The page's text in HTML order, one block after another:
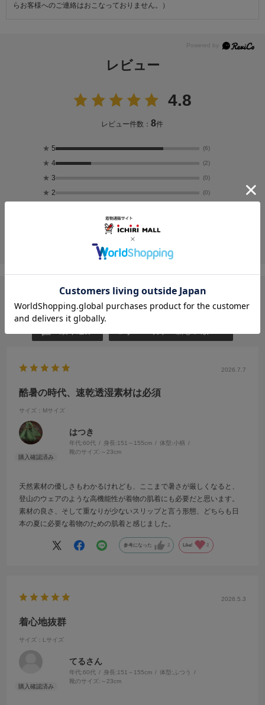
らお客様へのご連絡はおこなっておりません。）
レビュー
4.8
レビュー件数：8件
★ 5 (6)
★ 4 (2)
★ 3 (0)
★ 2 (0)
投稿画像はありません。
ユーザーレビュー
2026.7.7
酷暑の時代、速乾透湿素材は必須
サイズ：Mサイズ
はつき
年代:60代 身長:151～155cm 体型:小柄
靴のサイズ: ～23cm
天然素材の優しさもわかるけれども、ここまで暑さが厳しくなると、
登山のウェアのような高機能性が着物の肌着にも必要だと思います。
素材の良さ、そして重なりが少ないスリップと言う形態、どちらも日
本の夏に必要な着物のための肌着と感じました。
参考になった 2 Like! 2
2026.5.3
着心地抜群
サイズ：Lサイズ
てるさん
年代:60代 身長:151～155cm 体型: ふつう
靴のサイズ: ～23cm